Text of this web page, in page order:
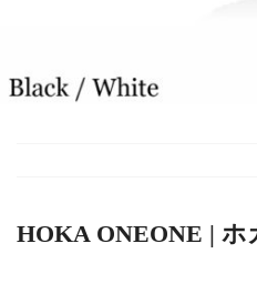
HOKA ONEONE | ホ